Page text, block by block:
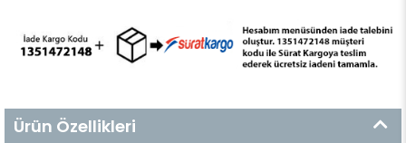
Ürün Özellikleri